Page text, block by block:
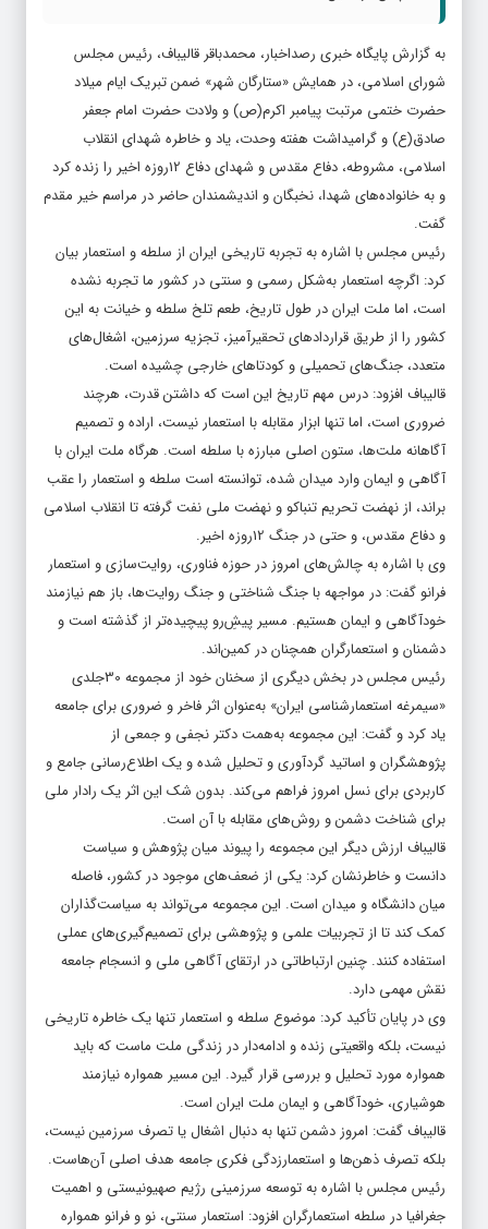
به گزارش پایگاه خبری رصداخبار، محمدباقر قالیباف، رئیس مجلس
شورای اسلامی، در همایش «ستارگان شهر» ضمن تبریک ایام میلاد
حضرت ختمی مرتبت پیامبر اکرم(ص) و ولادت حضرت امام جعفر
صادق(ع) و گرامیداشت هفته وحدت، یاد و خاطره شهدای انقلاب
اسلامی، مشروطه، دفاع مقدس و شهدای دفاع 12روزه اخیر را زنده کرد
و به خانواده‌های شهدا، نخبگان و اندیشمندان حاضر در مراسم خیر مقدم
گفت.
رئیس مجلس با اشاره به تجربه تاریخی ایران از سلطه و استعمار بیان
کرد: اگرچه استعمار به‌شکل رسمی و سنتی در کشور ما تجربه نشده
است، اما ملت ایران در طول تاریخ، طعم تلخ سلطه و خیانت به این
کشور را از طریق قراردادهای تحقیرآمیز، تجزیه سرزمین، اشغال‌های
متعدد، جنگ‌های تحمیلی و کودتاهای خارجی چشیده است.
قالیباف افزود: درس مهم تاریخ این است که داشتن قدرت، هرچند
ضروری است، اما تنها ابزار مقابله با استعمار نیست، اراده و تصمیم
آگاهانه ملت‌ها، ستون اصلی مبارزه با سلطه است. هرگاه ملت ایران با
آگاهی و ایمان وارد میدان شده، توانسته است سلطه و استعمار را عقب
براند، از نهضت تحریم تنباکو و نهضت ملی نفت گرفته تا انقلاب اسلامی
و دفاع مقدس، و حتی در جنگ 12روزه اخیر.
وی با اشاره به چالش‌های امروز در حوزه فناوری، روایت‌سازی و استعمار
فرانو گفت: در مواجهه با جنگ شناختی و جنگ روایت‌ها، باز هم نیازمند
خودآگاهی و ایمان هستیم. مسیر پیش‌ِرو پیچیده‌تر از گذشته است و
دشمنان و استعمارگران همچنان در کمین‌اند.
رئیس مجلس در بخش دیگری از سخنان خود از مجموعه 30جلدی
«سیمرغه استعمارشناسی ایران» به‌عنوان اثر فاخر و ضروری برای جامعه
یاد کرد و گفت: این مجموعه به‌همت دکتر نجفی و جمعی از
پژوهشگران و اساتید گردآوری و تحلیل شده و یک اطلاع‌رسانی جامع و
کاربردی برای نسل امروز فراهم می‌کند. بدون شک این اثر یک رادار ملی
برای شناخت دشمن و روش‌های مقابله با آن است.
قالیباف ارزش دیگر این مجموعه را پیوند میان پژوهش و سیاست
دانست و خاطرنشان کرد: یکی از ضعف‌های موجود در کشور، فاصله
میان دانشگاه و میدان است. این مجموعه می‌تواند به سیاست‌گذاران
کمک کند تا از تجربیات علمی و پژوهشی برای تصمیم‌گیری‌های عملی
استفاده کنند. چنین ارتباطاتی در ارتقای آگاهی ملی و انسجام جامعه
نقش مهمی دارد.
وی در پایان تأکید کرد: موضوع سلطه و استعمار تنها یک خاطره تاریخی
نیست، بلکه واقعیتی زنده و ادامه‌دار در زندگی ملت ماست که باید
همواره مورد تحلیل و بررسی قرار گیرد. این مسیر همواره نیازمند
هوشیاری، خودآگاهی و ایمان ملت ایران است.
قالیباف گفت: امروز دشمن تنها به دنبال اشغال یا تصرف سرزمین نیست،
بلکه تصرف ذهن‌ها و استعمارزدگی فکری جامعه هدف اصلی آن‌هاست.
رئیس مجلس با اشاره به توسعه سرزمینی رژیم صهیونیستی و اهمیت
جغرافیا در سلطه استعمارگران افزود: استعمار سنتی، نو و فرانو همواره